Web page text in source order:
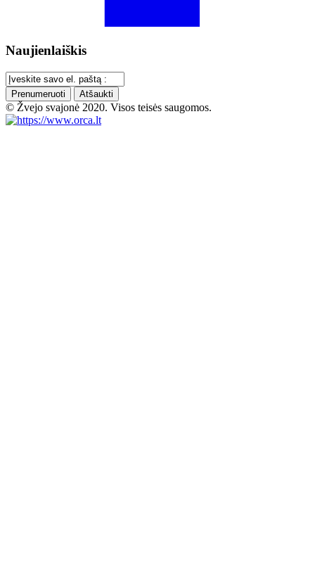
Naujienlaiškis
Prenumeruoti Atšaukti
© Žvejo svajonė 2020. Visos teisės saugomos.